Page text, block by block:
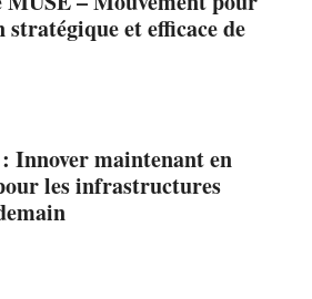
et efficace de
Innover maintenant en
les infrastructures